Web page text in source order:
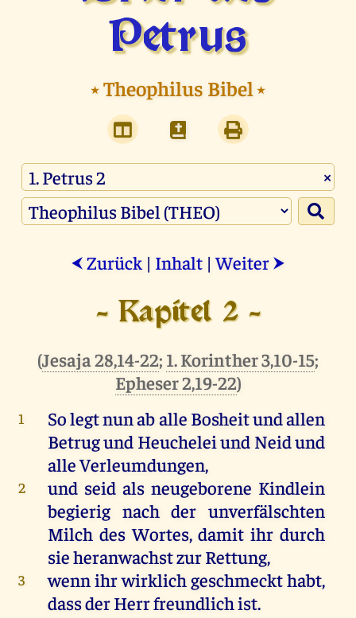
Petrus
⭑Theophilus Bibel⭑
×
⮜ Zurück | Inhalt |Weiter ⮞
- Kapitel 2 -
(Jesaja 28,14-22; 1. Korinther 3,10-15;
Epheser 2,19-22)
1 Solegtnunaballe Bosheitundallen
Betrugund Heucheleiund Neidund
alleVerleumdungen,
2 und seid als neugeborene Kindlein
begierig nach der unverfälschten
Milch des Wortes,damit ihr durch
sieheranwachstzurRettung,
3 wennihrwirklichgeschmeckthabt,
dassderHerrfreundlichist.